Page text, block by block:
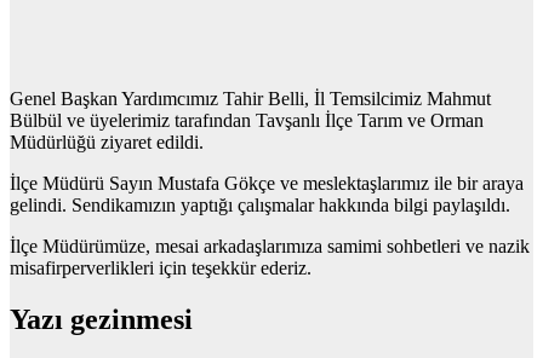
Genel Başkan Yardımcımız Tahir Belli, İl Temsilcimiz Mahmut
Bülbül ve üyelerimiz tarafından Tavşanlı İlçe Tarım ve Orman
Müdürlüğü ziyaret edildi.
İlçe Müdürü Sayın Mustafa Gökçe ve meslektaşlarımız ile bir araya
gelindi. Sendikamızın yaptığı çalışmalar hakkında bilgi paylaşıldı.
İlçe Müdürümüze, mesai arkadaşlarımıza samimi sohbetleri ve nazik
misafirperverlikleri için teşekkür ederiz.
Yazı gezinmesi